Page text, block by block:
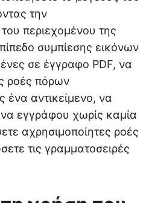
την
περιεχομένου της
συμπίεσης εικόνων
σε έγγραφο PDF, να
ροές πόρων
ένα αντικείμενο, να
εγγράφου χωρίς καμία
αχρησιμοποίητες ροές
τις γραμματοσειρές